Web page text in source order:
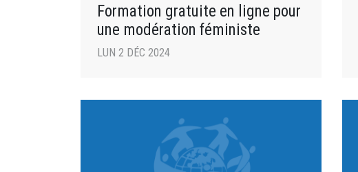
Formation gratuite en ligne pour
une modération féministe
LUN 2 DÉC 2024